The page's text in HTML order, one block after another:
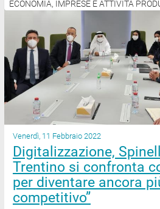
Venerdì, 11 Febbraio 2022
Digitalizzazione,
Trentino si confronta
per diventare ancora
competitivo”